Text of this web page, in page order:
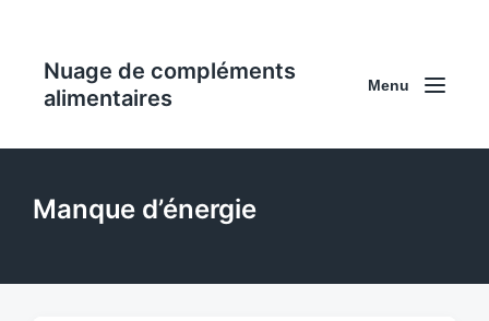
Nuage de compléments
alimentaires
Menu
Manque d’énergie